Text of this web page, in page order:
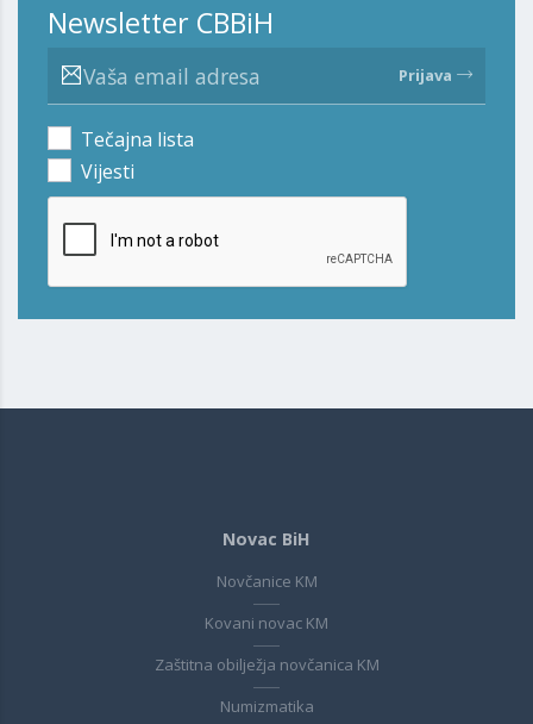
Newsletter CBBiH
Prijava
Tečajna lista
Vijesti
Novac BiH
Novčanice KM
Kovani novac KM
Zaštitna obilježja novčanica KM
Numizmatika